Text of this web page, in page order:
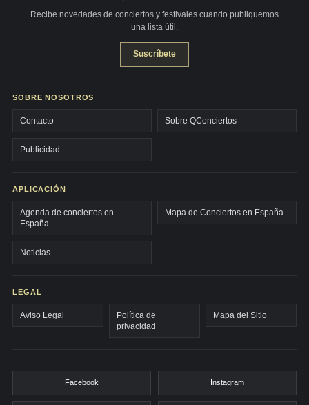
Recibe novedades de conciertos y festivales cuando publiquemos
una lista útil.
Suscríbete
SOBRE NOSOTROS
Contacto Sobre QConciertos
Publicidad
APLICACIÓN
Agenda de conciertos en
España
Mapa de Conciertos en España
Noticias
LEGAL
Aviso Legal
Política de
privacidad
Mapa del Sitio
Facebook Instagram